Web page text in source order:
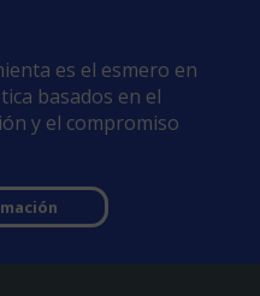
es el esmero en
basados en el
y el compromiso